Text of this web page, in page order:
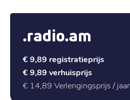
.radio.am
€ 9,89 registratieprijs
€ 9,89 verhuisprijs
€ 14,89 Verlengingsprijs / jaar